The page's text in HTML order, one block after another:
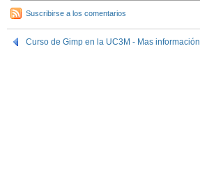
Suscribirse a los comentarios
Curso de Gimp en la UC3M - Mas información